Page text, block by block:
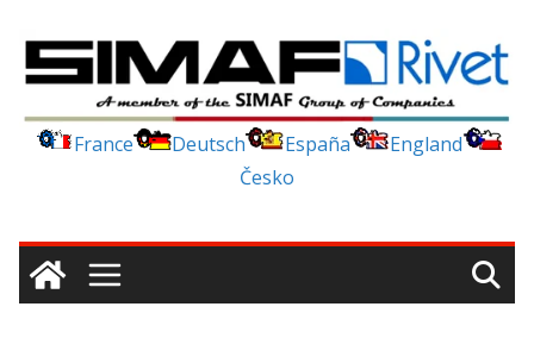
content
France Deutsch España
England
Česko